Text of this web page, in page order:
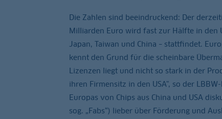
Die Zahlen sind beeindruckend: Der
Milliarden Euro wird fast zur Hälfte in den
Japan, Taiwan und China – stattfindet.
kennt den Grund für die scheinbare
Lizenzen liegt und nicht so stark in der
ihren Firmensitz in den USA", so der
Europas von Chips aus China und USA
sog. „Fabs“) lieber über Förderung und